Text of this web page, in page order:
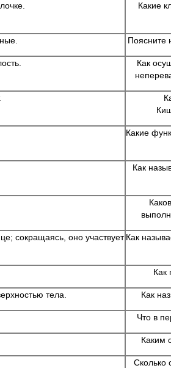
Какие
Поясните
Как
Какие
Как
сокращаясь, оно участвует Как
Как
тела. Как
Что в
Каким
Сколько